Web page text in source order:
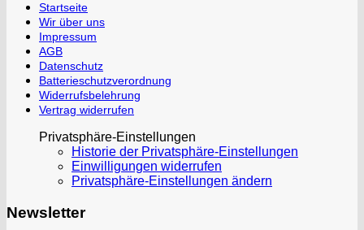
Startseite
Wir über uns
Impressum
AGB
Datenschutz
Batterieschutzverordnung
Widerrufsbelehrung
Vertrag widerrufen
Privatsphäre-Einstellungen
Historie der Privatsphäre-Einstellungen
Einwilligungen widerrufen
Privatsphäre-Einstellungen ändern
Newsletter